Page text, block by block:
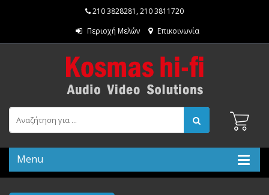
210 3828281 ,210 3811720
Περιοχή Μελών
Επικοινωνία
Menu